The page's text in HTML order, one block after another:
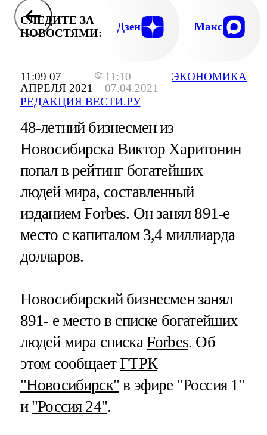
11:09 07
АПРЕЛЯ 2021
11:10
07.04.2021
РЕДАКЦИЯ ВЕСТИ.РУ
ЭКОНОМИКА
СЛЕДИТЕ ЗА
НОВОСТЯМИ:
Дзен Макс
48-летний бизнесмен из
Новосибирска Виктор Харитонин
попал в рейтинг богатейших
людей мира, составленный
изданием Forbes. Он занял 891-е
место с капиталом 3,4 миллиарда
долларов.
Новосибирский бизнесмен занял
891- е место в списке богатейших
людей мира списка Forbes. Об
этом сообщаетГТРК
"Новосибирск" в эфире "Россия 1"
и "Россия 24".